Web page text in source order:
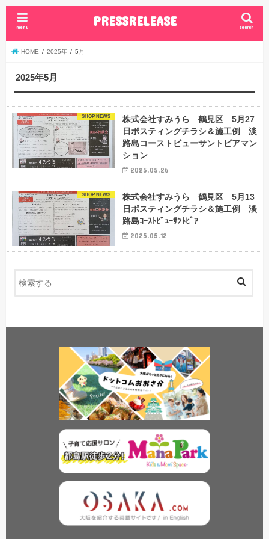
PRESSRELEASE search
menu
HOME 2025年 5月
2025年5月
SHOP NEWS
株式会社すみうら 鶴見区 5月27
日ポスティングチラシ＆施工例 淡
路島コーストビューサントピアマン
ション
2025.05.26
SHOP NEWS
株式会社すみうら 鶴見区 5月13
日ポスティングチラシ＆施工例 淡
路島ｺｰｽﾄﾋﾞｭｰｻﾝﾄﾋﾟｱ
2025.05.12